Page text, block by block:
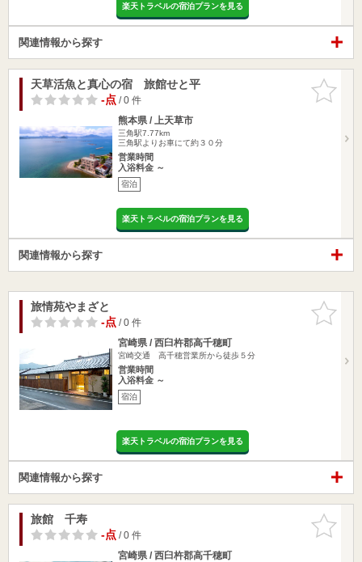
楽天トラベルの宿泊プランを見る
関連情報から探す
お気に入
りに追加
天草活魚と真心の宿 旅館せと平
-点/ 0 件
熊本県 / 上天草市
三角駅7.77km
三角駅よりお車にて約３０分
営業時間
入浴料金 ～
宿泊
楽天トラベルの宿泊プランを見る
関連情報から探す
お気に入
りに追加
旅情苑やまざと
-点/ 0 件
宮崎県 / 西臼杵郡高千穂町
宮崎交通 高千穂営業所から徒歩５分
営業時間
入浴料金 ～
宿泊
楽天トラベルの宿泊プランを見る
関連情報から探す
お気に入
りに追加
旅館 千寿
-点/ 0 件
宮崎県 / 西臼杵郡高千穂町